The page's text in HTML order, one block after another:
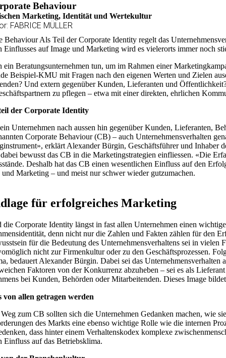
Behaviour
Marketing, Identität und Wertekultur
FABRICE MÜLLER
Behaviour Als Teil der Corporate Identity regelt das
Einflusses auf Image und Marketing wird es vielerorts immer noch
ein Beratungsunternehmen tun, um im Rahmen einer
Beispiel-KMU mit Fragen nach den eigenen Werten und Zielen
Und extern gegenüber Kunden, Lieferanten und
zu pflegen – etwa mit einer direkten, ehrlichen
der Corporate Identity
Unternehmen nach aussen hin gegenüber Kunden, Lieferanten,
Corporate Behaviour (CB) – auch Unternehmensverhalten
erklärt Alexander Bürgin, Geschäftsführer und Inhaber
bewusst das CB in die Marketingstrategien einfliessen. «Die
Deshalb hat das CB einen wesentlichen Einfluss auf den
und Marketing – und meist nur schwer wieder gutzumachen.
für erfolgreiches Marketing
die Corporate Identity längst in fast allen Unternehmen einen
denn nicht nur die Zahlen und Fakten zählen für den
für die Bedeutung des Unternehmensverhaltens sei in
nicht zur Firmenkultur oder zu den Geschäftsprozessen.
bedauert Alexander Bürgin. Dabei sei das
Faktoren von der Konkurrenz abzuheben – sei es als
bei Kunden, Behörden oder Mitarbeitenden. Dieses Image
von allen getragen werden
zum CB sollten sich die Unternehmen Gedanken machen, wie
des Markts eine ebenso wichtige Rolle wie die internen
dass hinter einem Verhaltenskodex komplexe
Einfluss auf das Betriebsklima.